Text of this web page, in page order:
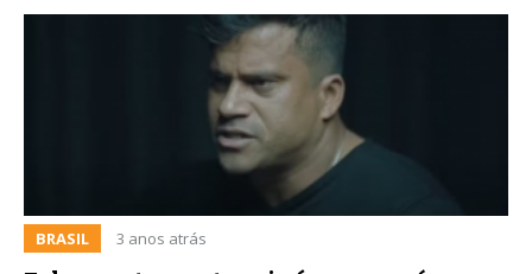
BRASIL 3 anos atrás